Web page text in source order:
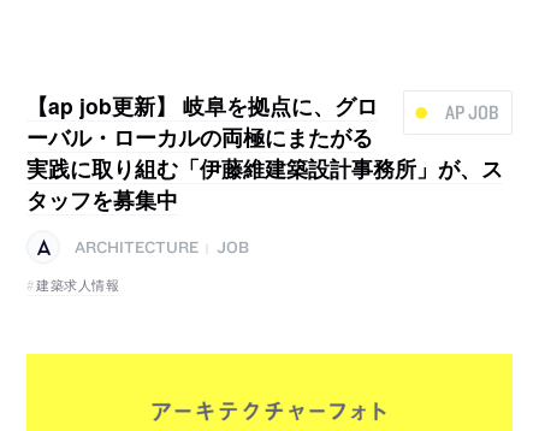
AP JOB
【ap job更新】 岐阜を拠点に、グロ
ーバル・ローカルの両極にまたがる
実践に取り組む「伊藤維建築設計事務所」が、ス
タッフを募集中
ARCHITECTURE
JOB
建築求人情報